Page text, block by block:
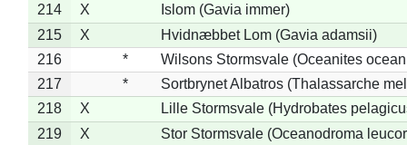
214 X
Islom (Gavia immer)
215
X
Hvidnæbbet Lom (Gavia adamsii)
216
*
Wilsons Stormsvale (Oceanites
217
*
Sortbrynet Albatros (Thalassarche
218
X
Lille Stormsvale (Hydrobates
219
X Stor Stormsvale (Oceanodroma